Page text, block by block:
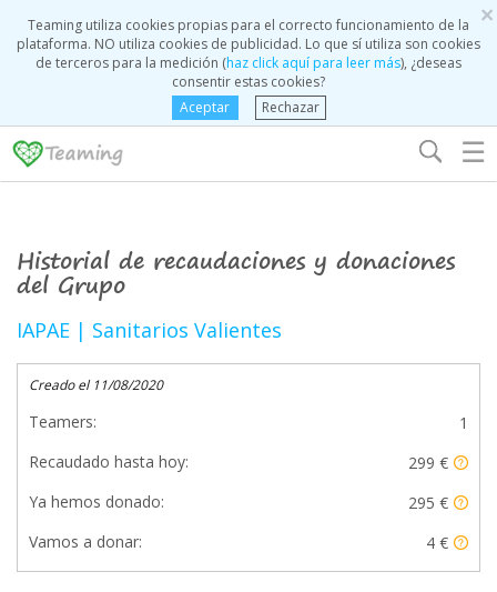
×
Teaming utiliza cookies propias para el correcto funcionamiento de la
plataforma. NO utiliza cookies de publicidad. Lo que sí utiliza son cookies
de terceros para la medición (haz click aquí para leer más), ¿deseas
consentir estas cookies?
Aceptar
Rechazar
☰
Historial de recaudaciones y donaciones
del Grupo
IAPAE | Sanitarios Valientes
Creado el 11/08/2020
Teamers:
1
Recaudado hasta hoy:
299 €
Ya hemos donado:
295 €
Vamos a donar:
4 €